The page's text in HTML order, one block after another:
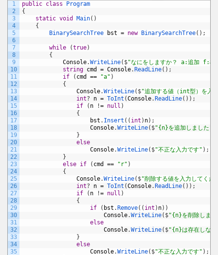
1
2
3
4
5
6
7
8
9
10
11
12
13
14
15
16
17
18
19
20
21
22
23
24
25
26
27
28
29
30
31
32
33
34
35
public class
Program
{
static void Main( )
{
BinarySearchTree
bst = new BinarySearchTree( ) ;
while (true)
{
Console.WriteLine( $"なにをしますか？ a:追加 f:
string cmd = Console. ReadLine( ) ;
if
( cmd == "a" )
{
Console.WriteLine( $"追加する値（int型）を入
int? n = ToInt (Console. ReadLine( ) ) ;
if
( n != null )
{
bst . Insert ( ( int ) n) ;
Console.WriteLine( $"{n}を追加しました"
}
else
Console.WriteLine( $"不正な入力です" ) ;
}
else if ( cmd == "r" )
{
Console.WriteLine( $"削除する値を入力してくだ
int? n = ToInt (Console. ReadLine( ) ) ;
if
( n != null )
{
if
( bst . Remove( ( int ) n) )
Console.WriteLine( $"{n}を削除しま
else
Console.WriteLine( $"{n}は存在しない
}
else
Console.WriteLine( $"不正な入力です" ) ;